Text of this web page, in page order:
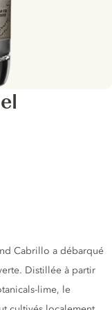
Cabrillo a débarqué
Distillée à partir
lime, le